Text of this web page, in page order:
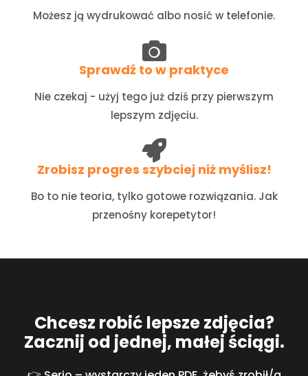
Możesz ją wydrukować albo nosić w telefonie.
Sprawdź to w praktyce
Nie czekaj - użyj tego już dziś przy pierwszym
lepszym zdjęciu.
Zrobisz progres szybciej niż myślisz!
Bo to nie teoria, tylko gotowe rozwiązania. Jak
przenośny korepetytor!
Chcesz robić lepsze zdjęcia?
Zacznij od jednej, małej ściągi.